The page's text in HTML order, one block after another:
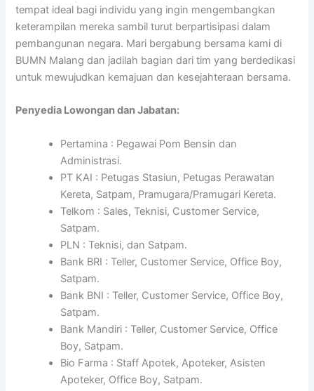
tempat ideal bagi individu yang ingin mengembangkan
keterampilan mereka sambil turut berpartisipasi dalam
pembangunan negara. Mari bergabung bersama kami di
BUMN Malang dan jadilah bagian dari tim yang berdedikasi
untuk mewujudkan kemajuan dan kesejahteraan bersama.
Penyedia Lowongan dan Jabatan:
Pertamina : Pegawai Pom Bensin dan
Administrasi.
PT KAI : Petugas Stasiun, Petugas Perawatan
Kereta, Satpam, Pramugara/Pramugari Kereta.
Telkom : Sales, Teknisi, Customer Service,
Satpam.
PLN : Teknisi, dan Satpam.
Bank BRI : Teller, Customer Service, Office Boy,
Satpam.
Bank BNI : Teller, Customer Service, Office Boy,
Satpam.
Bank Mandiri : Teller, Customer Service, Office
Boy, Satpam.
Bio Farma : Staff Apotek, Apoteker, Asisten
Apoteker, Office Boy, Satpam.